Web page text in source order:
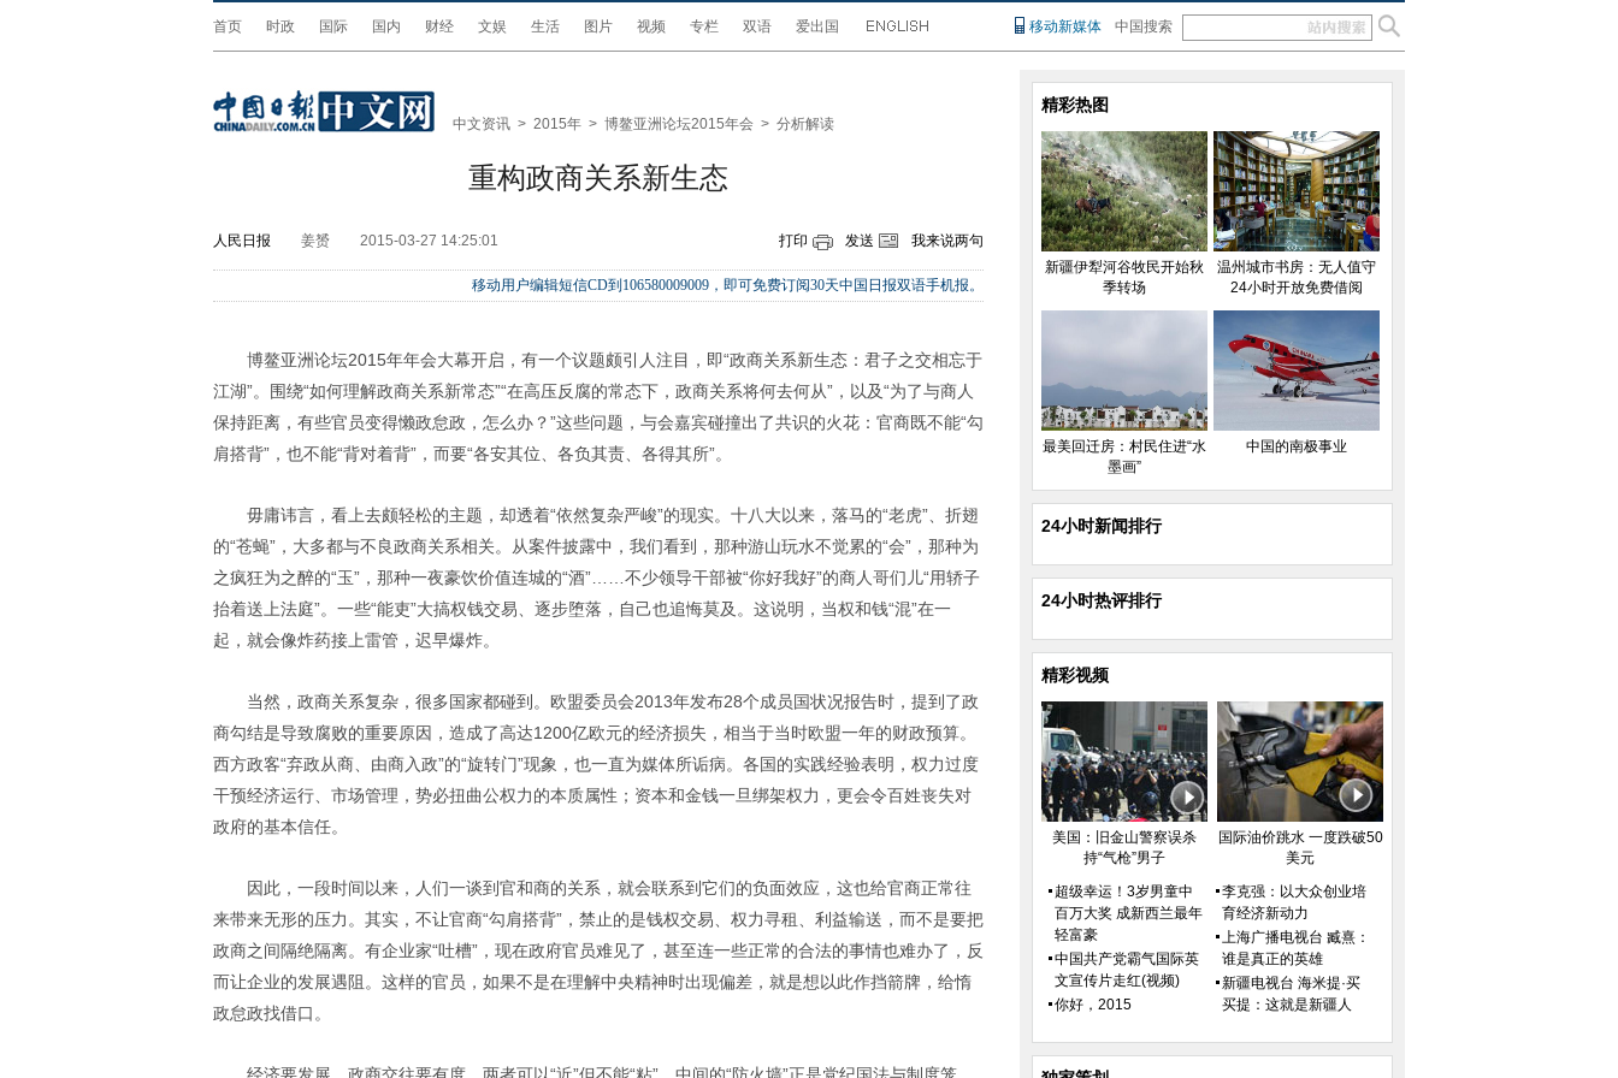
首页 时政 国际 国内 财经 文娱 生活 图片 视频 专栏 双语 爱出国 移动新媒体 中国搜索
中文资讯 > 2015年 > 博鳌亚洲论坛2015年会 > 分析解读
重构政商关系新生态
人民日报 姜赟 2015-03-27 14:25:01 打印 发送 我来说两句
移动用户编辑短信CD到106580009009，即可免费订阅30天中国日报双语手机报。
博鳌亚洲论坛2015年年会大幕开启，有一个议题颇引人注目，即“政商关系新生态：君子之交相忘于
江湖”。围绕“如何理解政商关系新常态”“在高压反腐的常态下，政商关系将何去何从”，以及“为了与商人
保持距离，有些官员变得懒政怠政，怎么办？”这些问题，与会嘉宾碰撞出了共识的火花：官商既不能“勾
肩搭背”，也不能“背对着背”，而要“各安其位、各负其责、各得其所”。
毋庸讳言，看上去颇轻松的主题，却透着“依然复杂严峻”的现实。十八大以来，落马的“老虎”、折翅
的“苍蝇”，大多都与不良政商关系相关。从案件披露中，我们看到，那种游山玩水不觉累的“会”，那种为
之疯狂为之醉的“玉”，那种一夜豪饮价值连城的“酒”……不少领导干部被“你好我好”的商人哥们儿“用轿子
抬着送上法庭”。一些“能吏”大搞权钱交易、逐步堕落，自己也追悔莫及。这说明，当权和钱“混”在一
起，就会像炸药接上雷管，迟早爆炸。
当然，政商关系复杂，很多国家都碰到。欧盟委员会2013年发布28个成员国状况报告时，提到了政
商勾结是导致腐败的重要原因，造成了高达1200亿欧元的经济损失，相当于当时欧盟一年的财政预算。
西方政客“弃政从商、由商入政”的“旋转门”现象，也一直为媒体所诟病。各国的实践经验表明，权力过度
干预经济运行、市场管理，势必扭曲公权力的本质属性；资本和金钱一旦绑架权力，更会令百姓丧失对
政府的基本信任。
因此，一段时间以来，人们一谈到官和商的关系，就会联系到它们的负面效应，这也给官商正常往
来带来无形的压力。其实，不让官商“勾肩搭背”，禁止的是钱权交易、权力寻租、利益输送，而不是要把
政商之间隔绝隔离。有企业家“吐槽”，现在政府官员难见了，甚至连一些正常的合法的事情也难办了，反
而让企业的发展遇阻。这样的官员，如果不是在理解中央精神时出现偏差，就是想以此作挡箭牌，给惰
政怠政找借口。
精彩热图
新疆伊犁河谷牧民开始秋
季转场
温州城市书房：无人值守
24小时开放免费借阅
最美回迁房：村民住进“水
墨画”
中国的南极事业
24小时新闻排行
24小时热评排行
精彩视频
美国：旧金山警察误杀
持“气枪”男子
国际油价跳水 一度跌破50
美元
超级幸运！3岁男童中
百万大奖 成新西兰最年
轻富豪
中国共产党霸气国际英
文宣传片走红(视频)
你好，2015
李克强：以大众创业培
育经济新动力
上海广播电视台 臧熹：
谁是真正的英雄
新疆电视台 海米提·买
买提：这就是新疆人